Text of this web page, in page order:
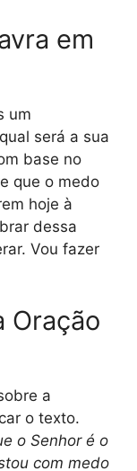
em
um
será a sua
base no
que o medo
hoje à
dessa
Vou fazer
Oração
a
o texto.
o Senhor é o
com medo